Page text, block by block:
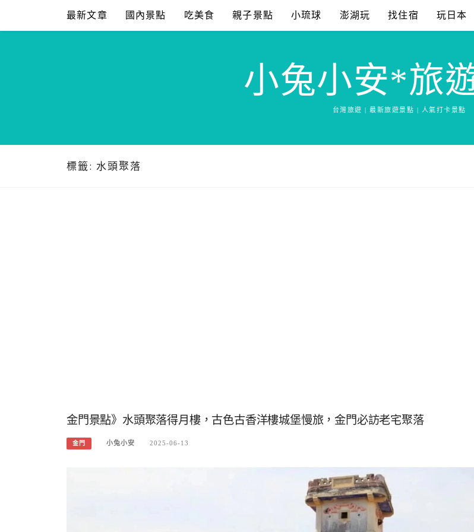
content
最新文章 國內景點 吃美食 親子景點 小琉球 澎湖玩 找住宿 玩日本
小兔小安*旅
台灣旅遊 | 最新旅遊景點 | 人氣打卡景點
標籤: 水頭聚落
金門景點》水頭聚落得月樓，古色古香洋樓城堡慢旅，金門必訪老宅聚落
金門 小兔小安 2025-06-13